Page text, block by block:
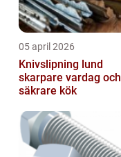
05 april 2026
Knivslipning lund
skarpare vardag och
säkrare kök